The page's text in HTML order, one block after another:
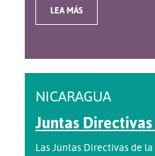
LEA MÁS
NICARAGUA
Juntas
Las Juntas Directivas de